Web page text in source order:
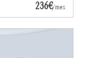
236€/mes